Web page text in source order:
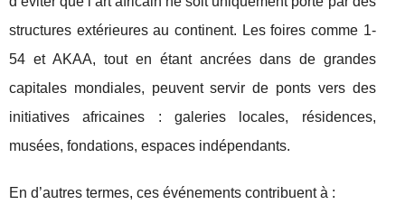
structures extérieures au continent. Les foires comme 1-
54 et AKAA, tout en étant ancrées dans de grandes
capitales mondiales, peuvent servir de ponts vers des
initiatives africaines : galeries locales, résidences,
musées, fondations, espaces indépendants.
En d’autres termes, ces événements contribuent à :